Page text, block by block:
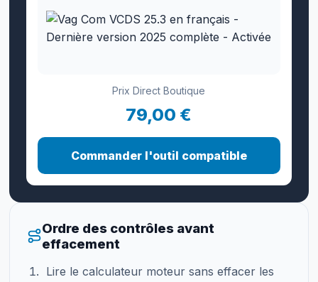
Prix Direct Boutique
79,00 €
Commander l'outil compatible
Ordre des contrôles avant
effacement
Lire le calculateur moteur sans effacer les